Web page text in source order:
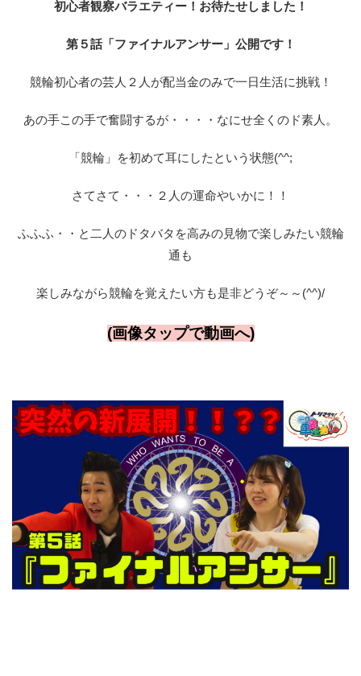
初心者観察バラエティー！お待たせしました！
第５話「ファイナルアンサー」公開です！
競輪初心者の芸人２人が配当金のみで一日生活に挑戦！
あの手この手で奮闘するが・・・・なにせ全くのド素人。
「競輪」を初めて耳にしたという状態(^^;
さてさて・・・２人の運命やいかに！！
ふふふ・・と二人のドタバタを高みの見物で楽しみたい競輪
通も
楽しみながら競輪を覚えたい方も是非どうぞ～～(^^)/
(画像タップで動画へ)